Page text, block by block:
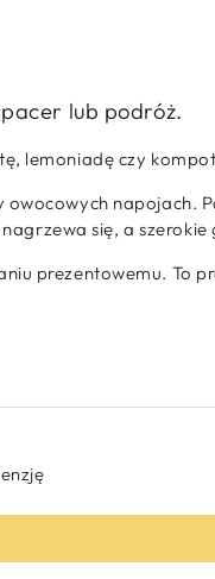
lub podróż.
lemoniadę czy
napojach.
się, a szerokie
prezentowemu. To